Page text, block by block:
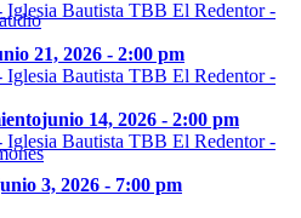
21, 2026 - 2:00 pm
junio 14, 2026 - 2:00 pm
3, 2026 - 7:00 pm